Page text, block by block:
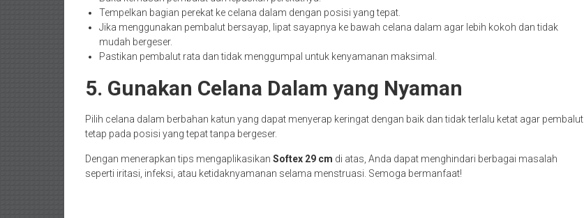
Tempelkan bagian perekat ke celana dalam dengan posisi yang tepat.
Jika menggunakan pembalut bersayap, lipat sayapnya ke bawah celana dalam agar lebih kokoh dan tidak
mudah bergeser.
Pastikan pembalut rata dan tidak menggumpal untuk kenyamanan maksimal.
5. Gunakan Celana Dalam yang Nyaman
Pilih celana dalam berbahan katun yang dapat menyerap keringat dengan baik dan tidak terlalu ketat agar pembalut
tetap pada posisi yang tepat tanpa bergeser.
Dengan menerapkan tips mengaplikasikan Softex 29 cm di atas, Anda dapat menghindari berbagai masalah
seperti iritasi, infeksi, atau ketidaknyamanan selama menstruasi. Semoga bermanfaat!